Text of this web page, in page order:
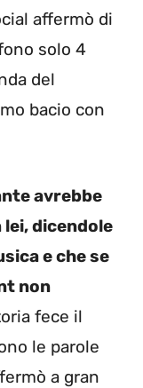
affermò di
solo 4
del
bacio con
avrebbe
dicendole
e che se
non
fece il
le parole
a gran